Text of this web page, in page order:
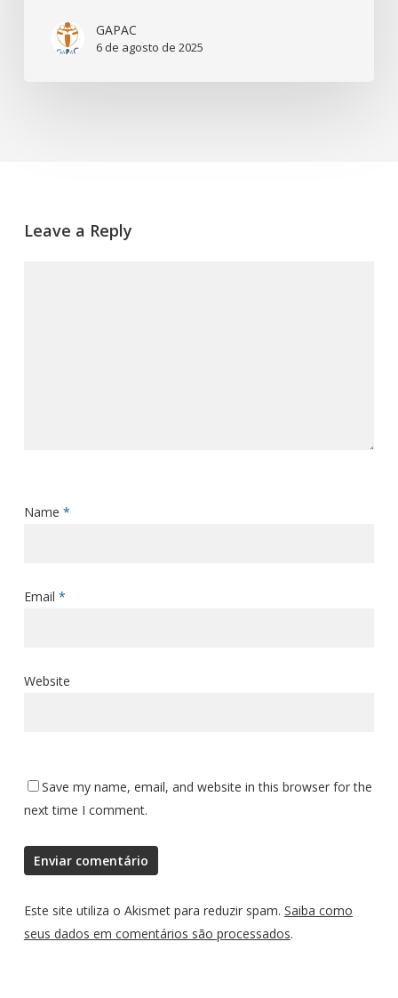
GAPAC
6 de agosto de 2025
Leave a Reply
Name *
Email *
Website
Save my name, email, and website in this browser for the
next time I comment.
Este site utiliza o Akismet para reduzir spam. Saiba como
seus dados em comentários são processados.